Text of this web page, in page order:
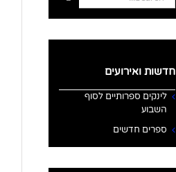
for:
חדשות ואירועים
לינקים ספרותיים לסוף
השבוע
ספרים חדשים